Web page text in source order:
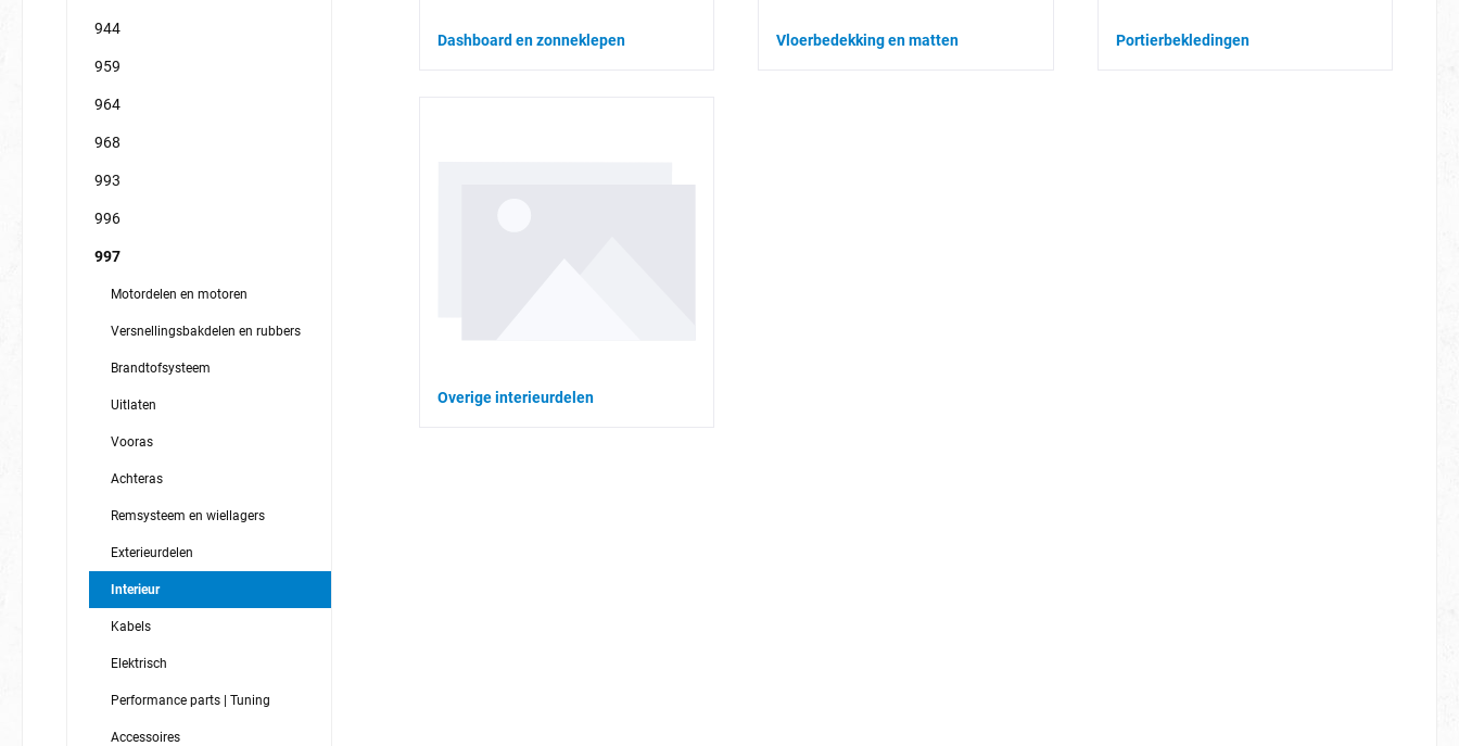
944
959
964
968
993
996
997
Motordelen en motoren
Versnellingsbakdelen en rubbers
Brandtofsysteem
Uitlaten
Vooras
Achteras
Remsysteem en wiellagers
Exterieurdelen
Interieur
Kabels
Elektrisch
Performance parts | Tuning
Accessoires
Dashboard en zonneklepen Vloerbedekking en matten Portierbekledingen
Overige interieurdelen